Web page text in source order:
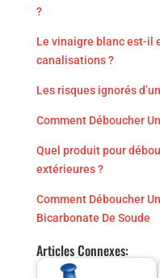
?
Le vinaigre blanc est-il
canalisations ?
Les risques ignorés
Comment Déboucher
Quel produit pour
extérieures ?
Comment Déboucher
Bicarbonate De Soude
Articles Connexes: